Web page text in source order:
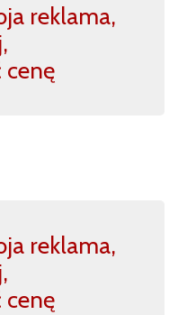
reklama,
cenę
reklama,
cenę